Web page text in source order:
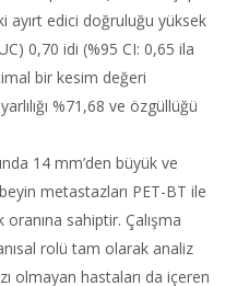
ayırt edici doğruluğu yüksek
0,70 idi (%95 CI: 0,65 ila
bir kesim değeri
%71,68 ve özgüllüğü
14 mm’den büyük ve
metastazları PET-BT ile
sahiptir. Çalışma
rolü tam olarak analiz
olmayan hastaları da içeren